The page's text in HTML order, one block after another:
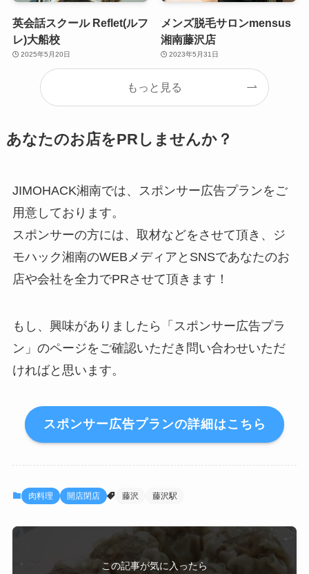
英会話スクール Reflet(ルフ
レ)大船校
2025年5月20日
メンズ脱毛サロンmensus
湘南藤沢店
2023年5月31日
もっと見る
あなたのお店をPRしませんか？
JIMOHACK湘南では、スポンサー広告プランをご
用意しております。
スポンサーの方には、取材などをさせて頂き、ジ
モハック湘南のWEBメディアとSNSであなたのお
店や会社を全力でPRさせて頂きます！
もし、興味がありましたら「スポンサー広告プラ
ン」のページをご確認いただき問い合わせいただ
ければと思います。
スポンサー広告プランの詳細はこちら
肉料理 開店閉店 藤沢 藤沢駅
この記事が気に入ったら